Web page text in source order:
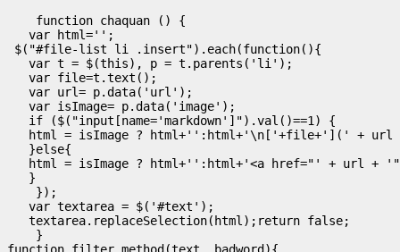
    function chaquan () {
   var html='';
$("#file-list li .insert").each(function(){
   var t = $(this), p = t.parents('li');
   var file=t.text();
   var url= p.data('url');
   var isImage= p.data('image');
   if ($("input[name='markdown']").val()==1) {
html = isImage ? html+'':html+'\n['+file+'](' + url
   }else{
html = isImage ? html+'':html+'<a href="' + url +
   }
    });
   var textarea = $('#text');
   textarea.replaceSelection(html);return false;
    }